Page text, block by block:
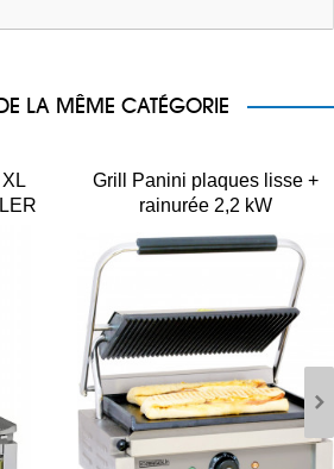
LA MÊME CATÉGORIE
Grill Panini plaques lisse +
rainurée 2,2 kW